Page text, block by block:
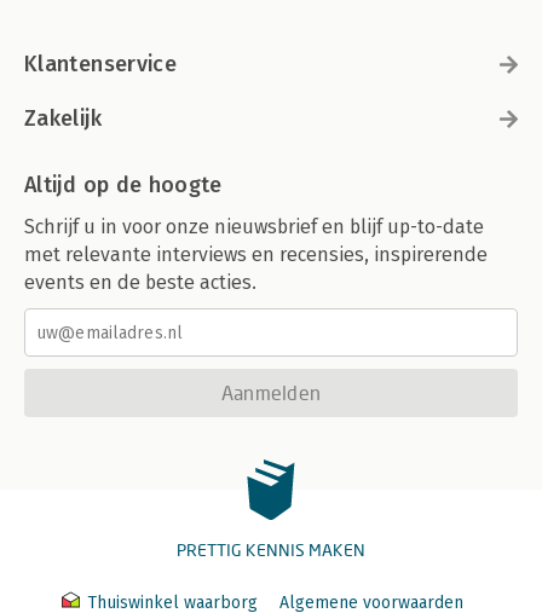
Klantenservice
Zakelijk
Altijd op de hoogte
Schrijf u in voor onze nieuwsbrief en blijf up-to-date
met relevante interviews en recensies, inspirerende
events en de beste acties.
Aanmelden
PRETTIG KENNIS MAKEN
Thuiswinkel waarborg Algemene voorwaarden